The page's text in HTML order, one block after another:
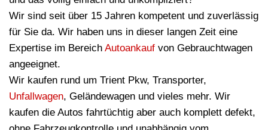
Wir sind seit über 15 Jahren kompetent und zuverlässig
für Sie da. Wir haben uns in dieser langen Zeit eine
Expertise im Bereich Autoankauf von Gebrauchtwagen
angeeignet.
Wir kaufen rund um Trient Pkw, Transporter,
Unfallwagen, Geländewagen und vieles mehr. Wir
kaufen die Autos fahrtüchtig aber auch komplett defekt,